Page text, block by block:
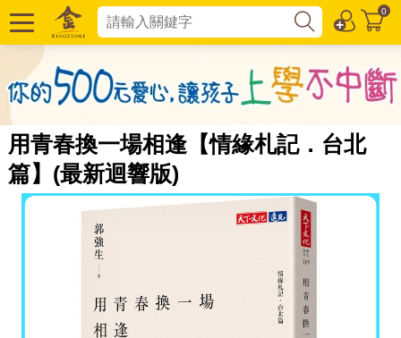
0
用青春換一場相逢【情緣札記．台北
篇】(最新迴響版)